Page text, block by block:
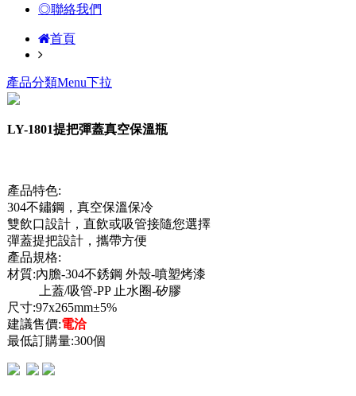
◎聯絡我們
首頁
產品分類Menu下拉
LY-1801提把彈蓋真空保溫瓶
產品特色:
304不鏽鋼，真空保溫保冷
雙飲口設計，直飲或吸管接隨您選擇
彈蓋提把設計，攜帶方便
產品規格:
材質:內膽-304不銹鋼 外殼-噴塑烤漆
上蓋/吸管-PP 止水圈-矽膠
尺寸:97x265mm±5%
建議售價:電洽
最低訂購量:300個